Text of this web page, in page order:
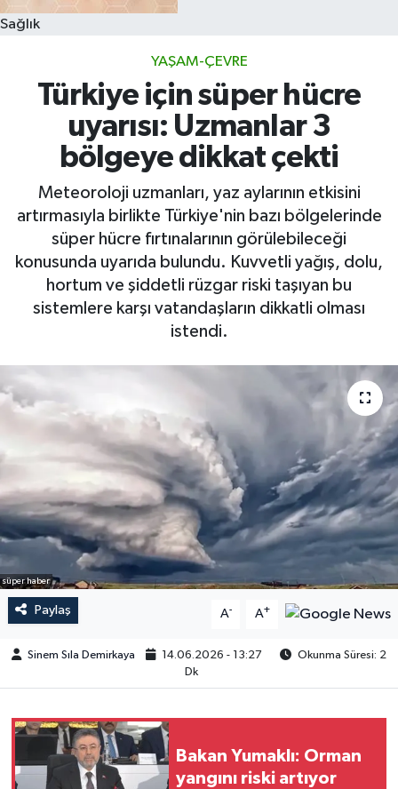
Sağlık
YAŞAM-ÇEVRE
Türkiye için süper hücre
uyarısı: Uzmanlar 3
bölgeye dikkat çekti
Meteoroloji uzmanları, yaz aylarının etkisini
artırmasıyla birlikte Türkiye'nin bazı bölgelerinde
süper hücre fırtınalarının görülebileceği
konusunda uyarıda bulundu. Kuvvetli yağış, dolu,
hortum ve şiddetli rüzgar riski taşıyan bu
sistemlere karşı vatandaşların dikkatli olması
istendi.
süper haber
Paylaş A- A+
Sinem Sıla Demirkaya 14.06.2026 - 13:27
Okunma Süresi: 2
Dk
Bakan Yumaklı: Orman
yangını riski artıyor